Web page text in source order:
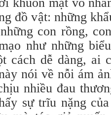
đồ vật: những
con rồng,
như những
cách dễ dàng, ai
nói về nỗi ám
nhiều đau
sự trĩu nặng